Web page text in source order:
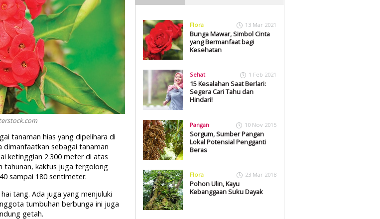
tanaman hias yang dipelihara di
sebagai tanaman
ketinggian 2.300 meter di atas
tahunan, kaktus juga tergolong
sampai 180 sentimeter.
tang. Ada juga yang menjuluki
tumbuhan berbunga ini juga
getah.
Flora 13 Mar 2021
Bunga Mawar, Simbol Cinta
yang Bermanfaat bagi
Kesehatan
Sehat 1 Feb 2021
15 Kesalahan Saat Berlari:
Segera Cari Tahu dan
Hindari!
Pangan 10 Nov 2015
Sorgum, Sumber Pangan
Lokal Potensial Pengganti
Beras
Flora 23 Mar 2018
Pohon Ulin, Kayu
Kebanggaan Suku Dayak